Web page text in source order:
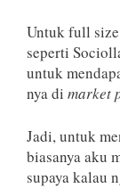
Untuk full
seperti
untuk
nya di market
Jadi, untuk
biasanya aku
supaya kalau